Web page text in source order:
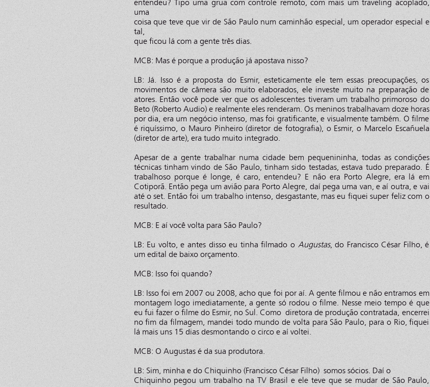
entendeu? Tipo uma grua com controle remoto, com mais um traveling acoplado,
uma
coisa que teve que vir de São Paulo num caminhão especial, um operador especial e
tal,
que ficou lá com a gente três dias.
MCB: Mas é porque a produção já apostava nisso?
LB: Já. Isso é a proposta do Esmir, esteticamente ele tem essas preocupações, os
movimentos de câmera são muito elaborados, ele investe muito na preparação de
atores. Então você pode ver que os adolescentes tiveram um trabalho primoroso do
Beto (Roberto Audio) e realmente eles renderam. Os meninos trabalhavam doze horas
por dia, era um negócio intenso, mas foi gratificante, e visualmente também. O filme
é riquíssimo, o Mauro Pinheiro (diretor de fotografia), o Esmir, o Marcelo Escañuela
(diretor de arte), era tudo muito integrado.
Apesar de a gente trabalhar numa cidade bem pequenininha, todas as condições
técnicas tinham vindo de São Paulo, tinham sido testadas, estava tudo preparado. É
trabalhoso porque é longe, é caro, entendeu? E não era Porto Alegre, era lá em
Cotiporã. Então pega um avião para Porto Alegre, daí pega uma van, e aí outra, e vai
até o set. Então foi um trabalho intenso, desgastante, mas eu fiquei super feliz com o
resultado.
MCB: E aí você volta para São Paulo?
LB: Eu volto, e antes disso eu tinha filmado o Augustas, do Francisco César Filho, é
um edital de baixo orçamento.
MCB: Isso foi quando?
LB: Isso foi em 2007 ou 2008, acho que foi por aí. A gente filmou e não entramos em
montagem logo imediatamente, a gente só rodou o filme. Nesse meio tempo é que
eu fui fazer o filme do Esmir, no Sul. Como diretora de produção contratada, encerrei
no fim da filmagem, mandei todo mundo de volta para São Paulo, para o Rio, fiquei
lá mais uns 15 dias desmontando o circo e aí voltei.
MCB: O Augustas é da sua produtora.
LB: Sim, minha e do Chiquinho (Francisco César Filho) somos sócios. Daí o
Chiquinho pegou um trabalho na TV Brasil e ele teve que se mudar de São Paulo,